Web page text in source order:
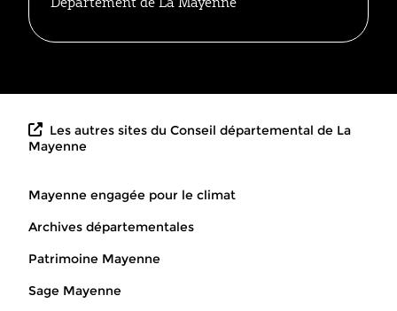
Les autres sites du Conseil départemental de La
Mayenne
Mayenne engagée pour le climat
Archives départementales
Patrimoine Mayenne
Sage Mayenne